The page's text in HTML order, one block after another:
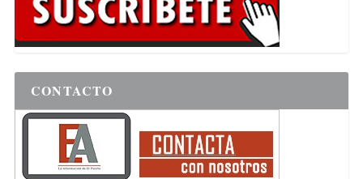
CONTACTO